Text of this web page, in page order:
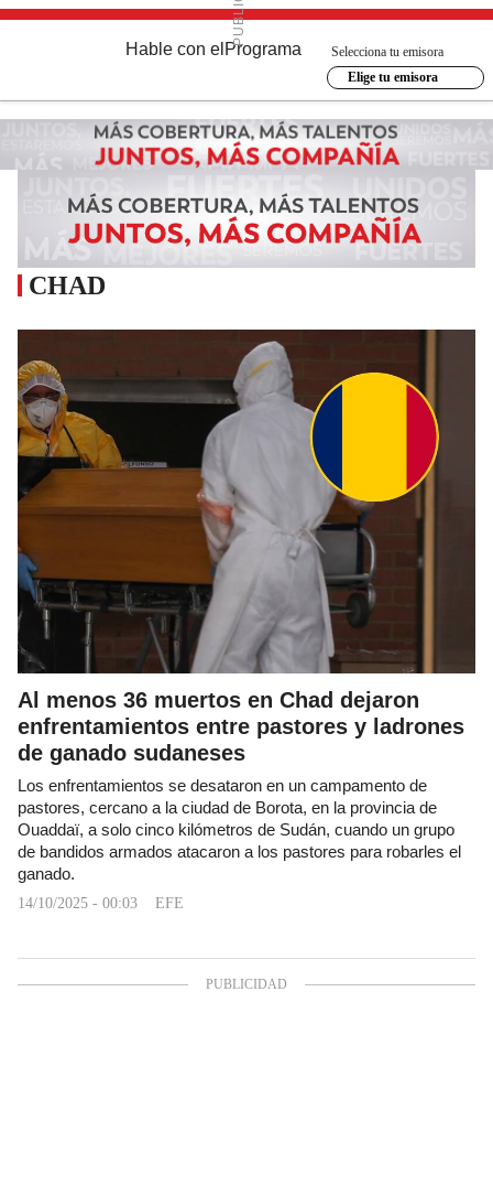
Hable con el Programa
Selecciona tu emisora
Elige tu emisora
CHAD
Al menos 36 muertos en Chad dejaron
enfrentamientos entre pastores y ladrones
de ganado sudaneses
Los enfrentamientos se desataron en un campamento de
pastores, cercano a la ciudad de Borota, en la provincia de
Ouaddaï, a solo cinco kilómetros de Sudán, cuando un grupo
de bandidos armados atacaron a los pastores para robarles el
ganado.
14/10/2025 - 00:03 EFE